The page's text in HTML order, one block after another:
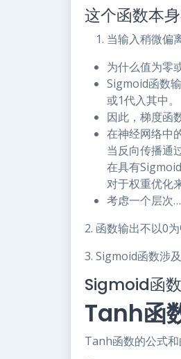
这个函数本
当输入稍微偏
为什么值为零
Sigmoid函数
或1代入其中
因此，梯度函
在神经网络中
当反向传播通
在具有
对于权重优化
考虑一个层次
2. 函数输出不以0
3. Sigmoid函数涉
Sigmoid函
Tanh函
Tanh函数的公式和